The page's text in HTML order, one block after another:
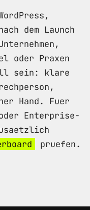
dem Launch
oder Praxen
sein: klare
Hand. Fuer
Enterprise-
pruefen.